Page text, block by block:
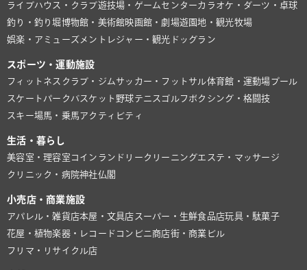
ライブハウス・クラブ遊技場・ゲームセンターカラオケ・ダーツ・卓球
釣り・釣り堀博物館・美術館映画館・劇場遊園地・観光牧場
娯楽・アミューズメント レジャー・観光 ドッグラン
スポーツ・運動施設
フィットネスクラブ・ジム サッカー・フットサル体育館・運動場プール
スケートパーク バスケット 野球テニス ゴルフ ボクシング・格闘技
スキー場馬・乗馬アクティビティ
生活・暮らし
美容室・理容室 コインランドリー クリーニングエステ・マッサージ
クリニック・病院神社仏閣
小売店・商業施設
アパレル・雑貨店本屋・文具店 スーパー・生鮮食品店玩具・駄菓子
花屋・植物楽器・レコード コンビニ商店街・商業ビル
フリマ・リサイクル店